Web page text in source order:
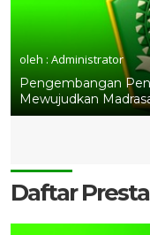
oleh : Administrator
Pengembangan
Mewujudkan
Daftar